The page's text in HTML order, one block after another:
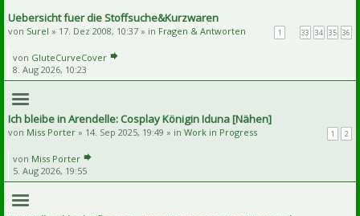
Uebersicht fuer die Stoffsuche&Kurzwaren
1 33 34 35 36
von Surel » 17. Dez 2008, 10:37 » in Fragen & Antworten
von GluteCurveCover
8. Aug 2026, 10:23
Ich bleibe in Arendelle: Cosplay Königin Iduna [Nähen]
1 2
von Miss Porter » 14. Sep 2025, 19:49 » in Work in Progress
von Miss Porter
5. Aug 2026, 19:55